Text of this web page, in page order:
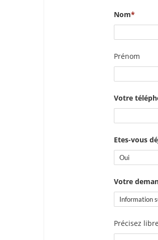
Nom
Prénom
Votre
Etes-vous
Votre
Précisez